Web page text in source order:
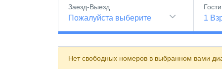
Заезд-Выезд
Пожалуйста выберите
Гости
1
Нет свободных номеров в выбранном вами